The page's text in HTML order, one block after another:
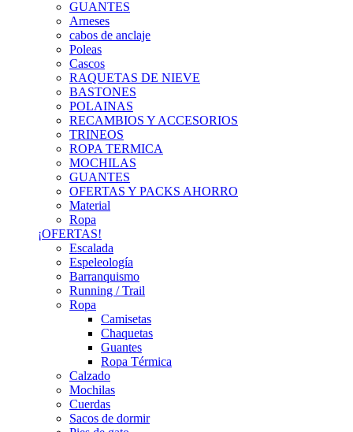
GUANTES
Arneses
cabos de anclaje
Poleas
Cascos
RAQUETAS DE NIEVE
BASTONES
POLAINAS
RECAMBIOS Y ACCESORIOS
TRINEOS
ROPA TERMICA
MOCHILAS
GUANTES
OFERTAS Y PACKS AHORRO
Material
Ropa
¡OFERTAS!
Escalada
Espeleología
Barranquismo
Running / Trail
Ropa
Camisetas
Chaquetas
Guantes
Ropa Térmica
Calzado
Mochilas
Cuerdas
Sacos de dormir